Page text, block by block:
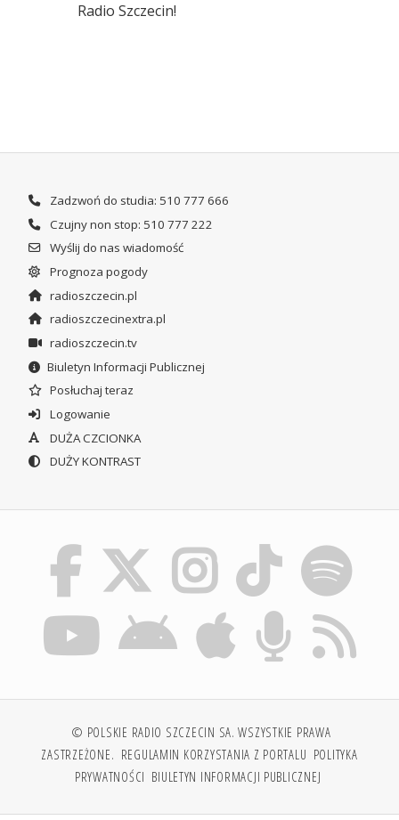
Radio Szczecin!
Zadzwoń do studia: 510 777 666
Czujny non stop: 510 777 222
Wyślij do nas wiadomość
Prognoza pogody
radioszczecin.pl
radioszczecinextra.pl
radioszczecin.tv
Biuletyn Informacji Publicznej
Posłuchaj teraz
Logowanie
DUŻA CZCIONKA
DUŻY KONTRAST
© POLSKIE RADIO SZCZECIN SA. WSZYSTKIE PRAWA
ZASTRZEŻONE. REGULAMIN KORZYSTANIA Z PORTALU POLITYKA
PRYWATNOŚCI BIULETYN INFORMACJI PUBLICZNEJ